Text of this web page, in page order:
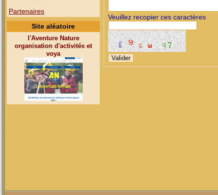
Partenaires
Site aléatoire
l'Aventure Nature
organisation d'activités et
voya
Veuillez recopier ces caractères